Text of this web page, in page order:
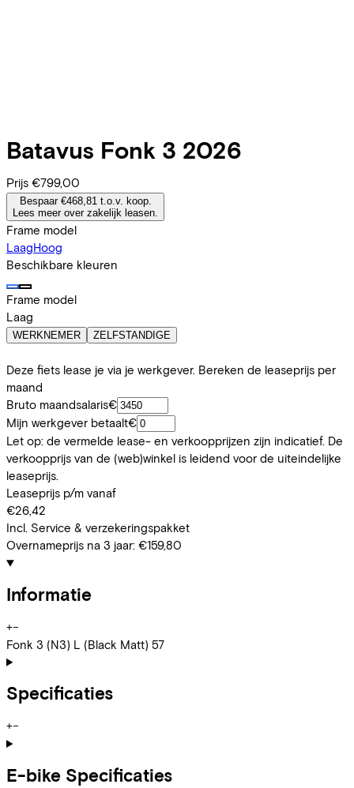
Batavus Fonk 3 2026
Prijs €799,00
Bespaar €468,81 t.o.v. koop.
Lees meer over zakelijk leasen.
Frame model
LaagHoog
Beschikbare kleuren
Frame model
Laag
WERKNEMER ZELFSTANDIGE
Deze fiets lease je via je werkgever. Bereken de leaseprijs per
maand
Bruto maandsalaris€
Mijn werkgever betaalt€
Let op: de vermelde lease- en verkoopprijzen zijn indicatief. De
verkoopprijs van de (web)winkel is leidend voor de uiteindelijke
leaseprijs.
Leaseprijs p/m vanaf
€26,42
Incl. Service & verzekeringspakket
Overnameprijs na 3 jaar: €159,80
Informatie
+−
Fonk 3 (N3) L (Black Matt) 57
Specificaties
+−
E-bike Specificaties